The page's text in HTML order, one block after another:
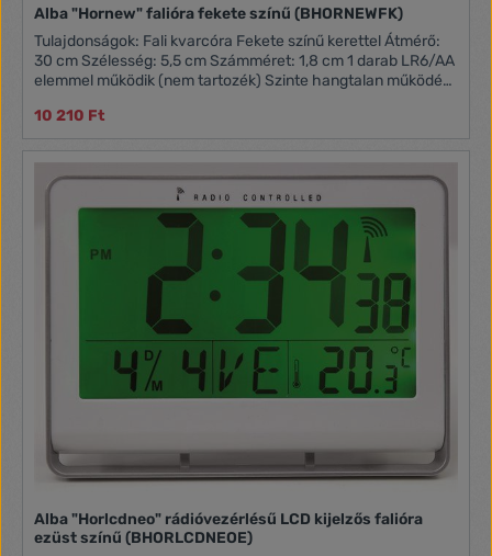
Alba "Hornew" falióra fekete színű (BHORNEWFK)
Tulajdonságok: Fali kvarcóra Fekete színű kerettel Átmérő:
30 cm Szélesség: 5,5 cm Számméret: 1,8 cm 1 darab LR6/AA
elemmel működik (nem tartozék) Szinte hangtalan működés
10 210 Ft
Alba "Horlcdneo" rádióvezérlésű LCD kijelzős falióra
ezüst színű (BHORLCDNEOE)